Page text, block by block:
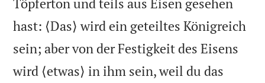
hast: ⟨Das⟩ wird ein geteiltes Königreich
sein; aber von der Festigkeit des Eisens
wird ⟨etwas⟩ in ihm sein, weil du das